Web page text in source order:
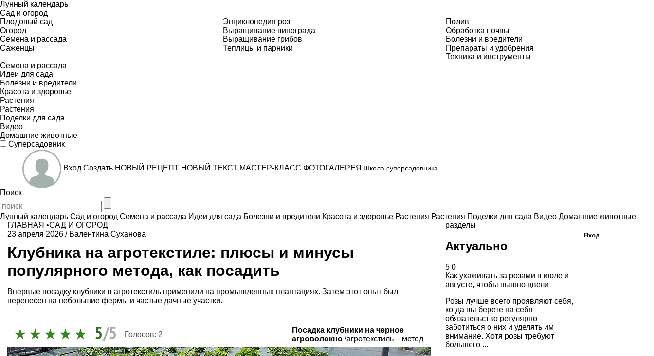
Лунный календарь
Сад и огород
Плодовый сад
Огород
Семена и рассада
Саженцы
Энциклопедия роз
Выращивание винограда
Выращивание грибов
Теплицы и парники
Полив
Обработка почвы
Болезни и вредители
Препараты и удобрения
Техника и инструменты
Семена и рассада
Идеи для сада
Болезни и вредители
Красота и здоровье
Растения
Растения
Поделки для сада
Видео
Домашние животные
Суперсадовник
Вход Создать НОВЫЙ РЕЦЕПТ НОВЫЙ ТЕКСТ МАСТЕР-КЛАСС ФОТОГАЛЕРЕЯ Школа суперсадовника
Поиск
Лунный календарь Сад и огород Семена и рассада Идеи для сада Болезни и вредители Красота и здоровье Растения Растения Поделки для сада Видео Домашние животные
ГЛАВНАЯ •САД И ОГОРОД
23 апреля 2026 / Валентина Суханова
Клубника на агротекстиле: плюсы и минусы
популярного метода, как посадить
Впервые посадку клубники в агротекстиль применили на промышленных плантациях. Затем этот опыт был
перенесен на небольшие фермы и частые дачные участки.
5/5 Голосов: 2
Посадка клубники на черное
агроволокно/агротекстиль – метод
разделы
Актуально
5 0
Как ухаживать за розами в июле и
августе, чтобы пышно цвели
Розы лучше всего проявляют себя,
когда вы берете на себя
обязательство регулярно
заботиться о них и уделять им
внимание. Хотя розы требуют
большего ...
Вход